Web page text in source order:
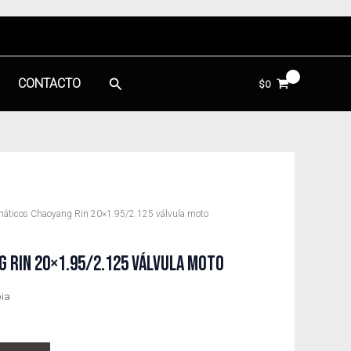
CONTACTO Buscar $0
Chaoyang Rin 20×1.95/2.125 válvula moto
RIN 20×1.95/2.125 VÁLVULA MOTO